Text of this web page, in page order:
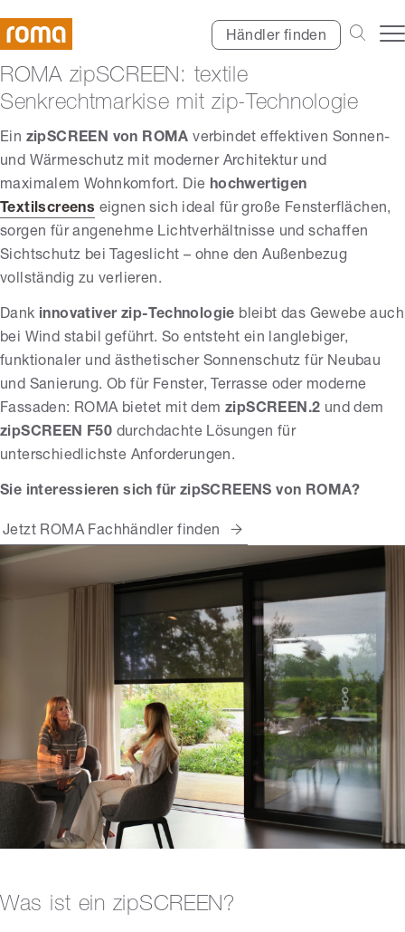
Händler finden
ROMA zipSCREEN: textile
Senkrechtmarkise mit zip-Technologie
Ein zipSCREEN von ROMA verbindet effektiven Sonnen-
und Wärmeschutz mit moderner Architektur und
maximalem Wohnkomfort. Die hochwertigen
Textilscreens eignen sich ideal für große Fensterflächen,
sorgen für angenehme Lichtverhältnisse und schaffen
Sichtschutz bei Tageslicht – ohne den Außenbezug
vollständig zu verlieren.
Dank innovativer zip-Technologie bleibt das Gewebe auch
bei Wind stabil geführt. So entsteht ein langlebiger,
funktionaler und ästhetischer Sonnenschutz für Neubau
und Sanierung. Ob für Fenster, Terrasse oder moderne
Fassaden: ROMA bietet mit dem zipSCREEN.2 und dem
zipSCREEN F50 durchdachte Lösungen für
unterschiedlichste Anforderungen.
Sie interessieren sich für zipSCREENS von ROMA?
Jetzt ROMA Fachhändler finden
Was ist ein zipSCREEN?